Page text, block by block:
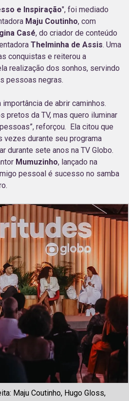
e Inspiração", foi mediado
Maju Coutinho, com
Casé, do criador de conteúdo
Thelminha de Assis. Uma
conquistas e reiterou a
realização dos sonhos, servindo
pessoas negras.
importância de abrir caminhos.
pretos da TV, mas quero iluminar
reforçou. Ela citou que
vezes durante seu programa
durante sete anos na TV Globo.
Mumuzinho, lançado na
pessoal é sucesso no samba
Maju Coutinho, Hugo Gloss,